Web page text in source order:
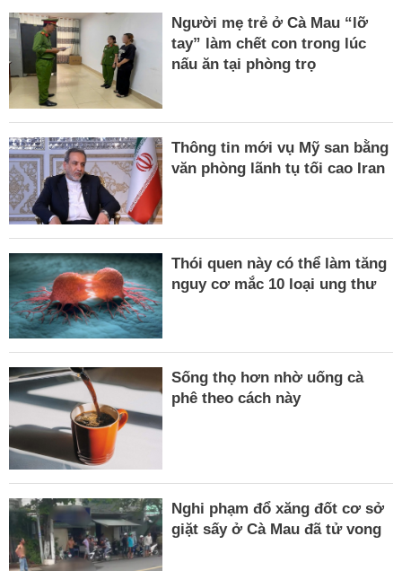
Người mẹ trẻ ở Cà Mau “lỡ
tay” làm chết con trong lúc
nấu ăn tại phòng trọ
Thông tin mới vụ Mỹ san bằng
văn phòng lãnh tụ tối cao Iran
Thói quen này có thể làm tăng
nguy cơ mắc 10 loại ung thư
Sống thọ hơn nhờ uống cà
phê theo cách này
Nghi phạm đổ xăng đốt cơ sở
giặt sấy ở Cà Mau đã tử vong